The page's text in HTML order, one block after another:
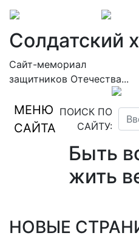
Солдатский
Сайт-мемориал
защитников Отечества...
МЕНЮ
САЙТА
ПОИСК ПО
САЙТУ:
Быть
жить
НОВЫЕ